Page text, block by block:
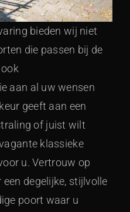
bieden wij niet
die passen bij de
aan al uw wensen
geeft aan een
of juist wilt
klassieke
u. Vertrouw op
degelijke, stijlvolle
poort waar u